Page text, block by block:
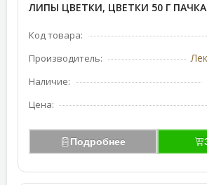
ЛИПЫ ЦВЕТКИ, ЦВЕТКИ 50 Г ПАЧКА
Код товара:
Производитель:
Наличие:
Цена:
Подробнее